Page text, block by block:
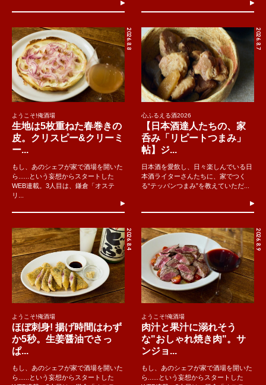
2026.8.8
ようこそ!俺酒場
生地は5枚重ねた春巻きの
皮。クリスピー&クリーミ
ー...
もし、あのシェフが家で酒場を開いた
ら......という妄想からスタートした
WEB連載。3人目は、鎌倉「オステ
リ...
2026.8.7
心ふるえる酒2026
【日本酒達人たちの、家
呑み「リピートつまみ」
帖】ジ...
日本酒を愛飲し、日々楽しんでいる日
本酒ライターさんたちに、家でつく
る“テッパンつまみ”を教えていただ...
2026.8.4
ようこそ!俺酒場
ほぼ刺身! 揚げ時間はわず
か5秒。生姜醤油でさっ
ぱ...
もし、あのシェフが家で酒場を開いた
ら......という妄想からスタートした
2026.8.9
ようこそ!俺酒場
肉汁と果汁に溺れそう
な"おしゃれ焼き肉"。サ
ンジョ...
もし、あのシェフが家で酒場を開いた
ら......という妄想からスタートした